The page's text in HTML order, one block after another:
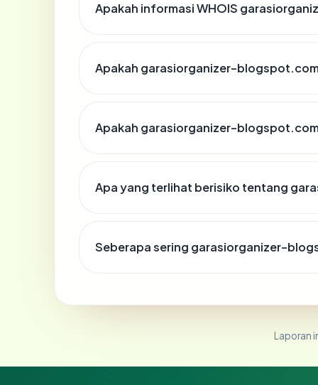
Apakah informasi WHOIS
Apakah garasiorganizer-
Apakah garasiorganizer-
Apa yang terlihat berisiko tentang
Seberapa sering garasiorganizer-
Laporan